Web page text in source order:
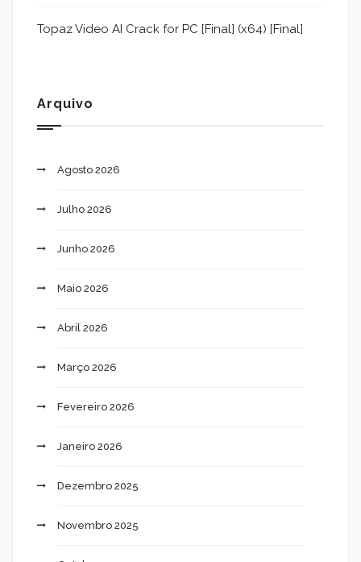
Topaz Video AI Crack for PC [Final] (x64) [Final]
Arquivo
Agosto 2026
Julho 2026
Junho 2026
Maio 2026
Abril 2026
Março 2026
Fevereiro 2026
Janeiro 2026
Dezembro 2025
Novembro 2025